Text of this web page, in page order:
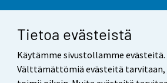
Tietoa evästeistä
Käytämme sivustollamme evästeitä.
Välttämättömiä evästeitä
Yhteystiedot
Palaute